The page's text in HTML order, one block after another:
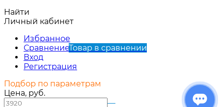
Найти
Личный кабинет
Избранное
СравнениеТовар в сравнении
Вход
Регистрация
Подбор по параметрам
Цена, руб.
—